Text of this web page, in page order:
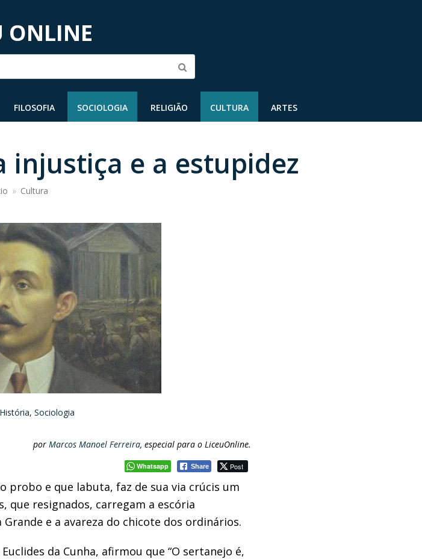
ONLINE
FILOSOFIA SOCIOLOGIA RELIGIÃO CULTURA ARTES
e a estupidez
» Cultura
História, Sociologia
porMarcos Manoel Ferreira, especial para o LiceuOnline.
Whatsapp Share Post
probo e que labuta, faz de sua via crúcis um
, que resignados, carregam a escória
Grande e a avareza do chicote dos ordinários.
da Cunha, afirmou que “O sertanejo é,